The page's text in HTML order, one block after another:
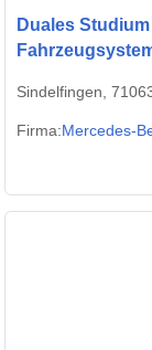
Duales
Sindelfingen,
Firma:Mercedes-